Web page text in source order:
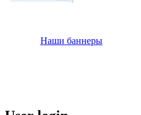
Наши баннеры